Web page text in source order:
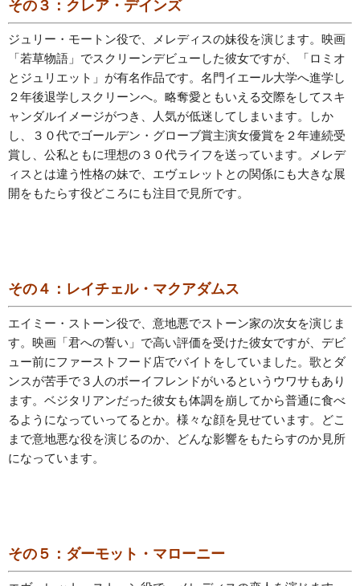
その３：クレア・デインズ
ジュリー・モートン役で、メレディスの妹役を演じます。映画
「若草物語」でスクリーンデビューした彼女ですが、「ロミオ
とジュリエット」が有名作品です。名門イエール大学へ進学し
２年後退学しスクリーンへ。略奪愛ともいえる交際をしてスキ
ャンダルイメージがつき、人気が低迷してしまいます。しか
し、３０代でゴールデン・グローブ賞主演女優賞を２年連続受
賞し、公私ともに理想の３０代ライフを送っています。メレデ
ィスとは違う性格の妹で、エヴェレットとの関係にも大きな展
開をもたらす役どころにも注目で見所です。
その４：レイチェル・マクアダムス
エイミー・ストーン役で、意地悪でストーン家の次女を演じま
す。映画「君への誓い」で高い評価を受けた彼女ですが、デビ
ュー前にファーストフード店でバイトをしていました。歌とダ
ンスが苦手で３人のボーイフレンドがいるというウワサもあり
ます。ベジタリアンだった彼女も体調を崩してから普通に食べ
るようになっていってるとか。様々な顔を見せています。どこ
まで意地悪な役を演じるのか、どんな影響をもたらすのか見所
になっています。
その５：ダーモット・マローニー